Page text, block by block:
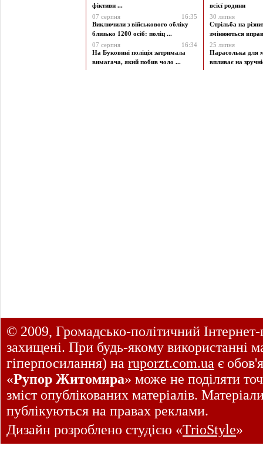
фіктивн ...
07 серпня
16:35
Виключили з військового обліку
близько 1200 осіб: поліц ...
07 серпня
16:34
На Буковині поліція затримала
вимагача, який побив чоло ...
всієї родини
30 липня
Стрільба на
змінюються
25 липня
Парасолька для
впливає на
© 2009, Громадсько-політичний
захищені. При будь-якому використанні
гіперпосилання) на ruporzt.com.ua є
«Рупор Житомира» може не поділяти
зміст опублікованих матеріалів.
публікуються на правах реклами.
Дизайн розроблено студією «TrioStyle»